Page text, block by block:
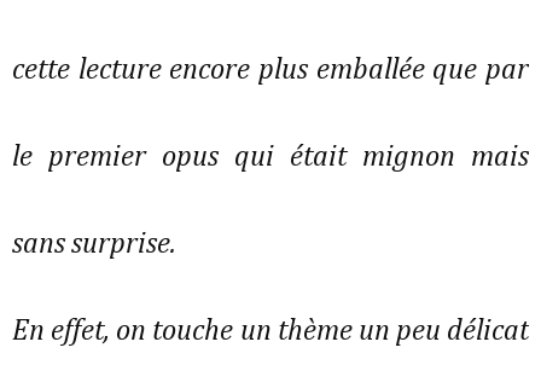
cette lecture encore plus emballée que par
le premier opus qui était mignon mais
sans surprise.
En effet, on touche un thème un peu délicat